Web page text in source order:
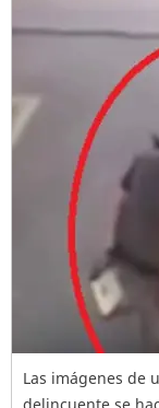
Las imágenes de